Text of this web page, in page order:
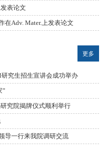
表论文
在Adv. Mater.上发表论文
更多
究生招生宣讲会成功举办
”
究院揭牌仪式顺利举行
导一行来我院调研交流